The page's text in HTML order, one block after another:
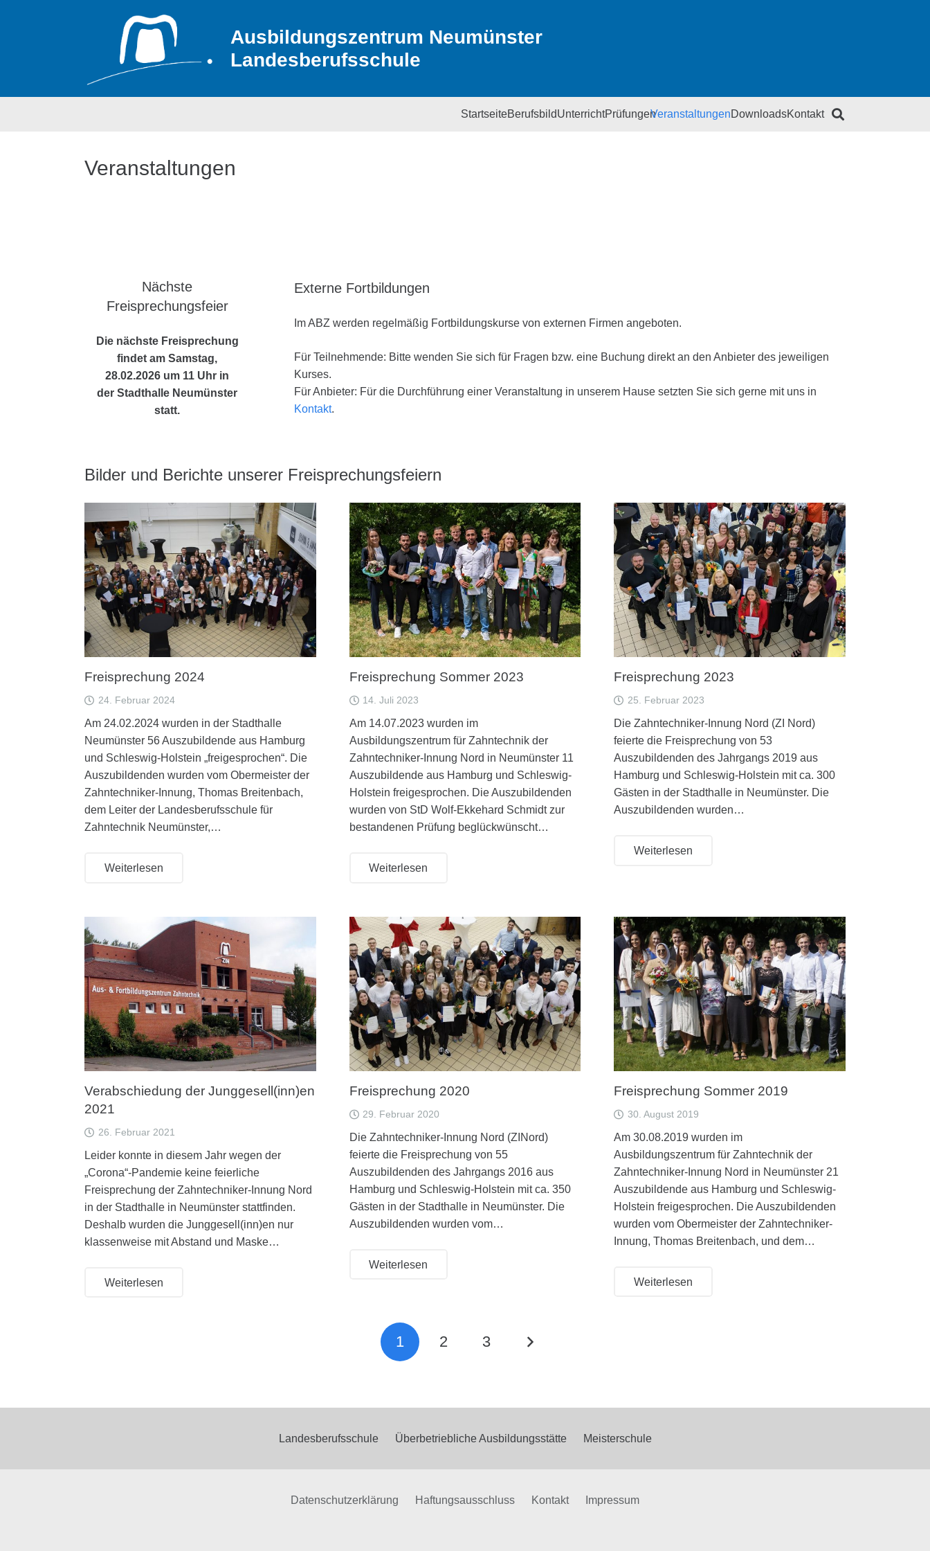
Ausbildungszentrum Neumünster
Landesberufsschule
StartseiteBerufsbildUnterrichtPrüfungenVeranstaltungenDownloadsKontakt
Veranstaltungen
Nächste
Freisprechungsfeier
Die nächste Freisprechung
findet am Samstag,
28.02.2026 um 11 Uhr in
der Stadthalle Neumünster
statt.
Externe Fortbildungen
Im ABZ werden regelmäßig Fortbildungskurse von externen Firmen angeboten.
Für Teilnehmende: Bitte wenden Sie sich für Fragen bzw. eine Buchung direkt an den Anbieter des jeweiligen
Kurses.
Für Anbieter: Für die Durchführung einer Veranstaltung in unserem Hause setzten Sie sich gerne mit uns in
Kontakt.
Bilder und Berichte unserer Freisprechungsfeiern
Freisprechung 2024
24. Februar 2024
Am 24.02.2024 wurden in der Stadthalle
Neumünster 56 Auszubildende aus Hamburg
und Schleswig-Holstein „freigesprochen“. Die
Auszubildenden wurden vom Obermeister der
Zahntechniker-Innung, Thomas Breitenbach,
dem Leiter der Landesberufsschule für
Zahntechnik Neumünster,…
Weiterlesen
Freisprechung Sommer 2023
14. Juli 2023
Am 14.07.2023 wurden im
Ausbildungszentrum für Zahntechnik der
Zahntechniker-Innung Nord in Neumünster 11
Auszubildende aus Hamburg und Schleswig-
Holstein freigesprochen. Die Auszubildenden
wurden von StD Wolf-Ekkehard Schmidt zur
bestandenen Prüfung beglückwünscht…
Weiterlesen
Freisprechung 2023
25. Februar 2023
Die Zahntechniker-Innung Nord (ZI Nord)
feierte die Freisprechung von 53
Auszubildenden des Jahrgangs 2019 aus
Hamburg und Schleswig-Holstein mit ca. 300
Gästen in der Stadthalle in Neumünster. Die
Auszubildenden wurden…
Weiterlesen
Verabschiedung der Junggesell(inn)en
2021
26. Februar 2021
Leider konnte in diesem Jahr wegen der
„Corona“-Pandemie keine feierliche
Freisprechung der Zahntechniker-Innung Nord
in der Stadthalle in Neumünster stattfinden.
Deshalb wurden die Junggesell(inn)en nur
klassenweise mit Abstand und Maske…
Weiterlesen
Freisprechung 2020
29. Februar 2020
Die Zahntechniker-Innung Nord (ZINord)
feierte die Freisprechung von 55
Auszubildenden des Jahrgangs 2016 aus
Hamburg und Schleswig-Holstein mit ca. 350
Gästen in der Stadthalle in Neumünster. Die
Auszubildenden wurden vom…
Weiterlesen
Freisprechung Sommer 2019
30. August 2019
Am 30.08.2019 wurden im
Ausbildungszentrum für Zahntechnik der
Zahntechniker-Innung Nord in Neumünster 21
Auszubildende aus Hamburg und Schleswig-
Holstein freigesprochen. Die Auszubildenden
wurden vom Obermeister der Zahntechniker-
Innung, Thomas Breitenbach, und dem…
Weiterlesen
1 2 3
Landesberufsschule Überbetriebliche Ausbildungsstätte Meisterschule
Datenschutzerklärung Haftungsausschluss Kontakt Impressum